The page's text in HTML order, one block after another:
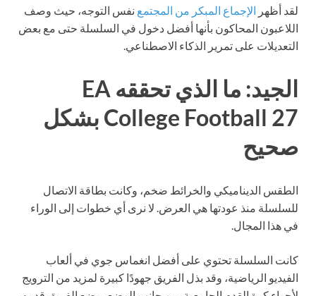
لقد أظهر الإجماع المبكر من المجتمع نفس التوجه، حيث وصف
اللاعبون المحاكون بأنها أفضل دخول في السلسلة حتى مع بعض
التعديلات على تمرير الذكاء الاصطناعي.
الجيد: ما الذي تحققه EA
College Football 27 بشكل
صحيح
الطقس الديناميكي والخرائط ضخم، وكانت بطاقة الاتصال
للسلسلة منذ عودتها هي العرض. لا نرى أي خطوات إلى الوراء
في هذا المجال.
كانت السلسلة تحتوي على أفضل انغماس جوي في ألعاب
الفيديو الرياضية، وقد بذل الفريق جهودًا كبيرة لمزيد من الترويج